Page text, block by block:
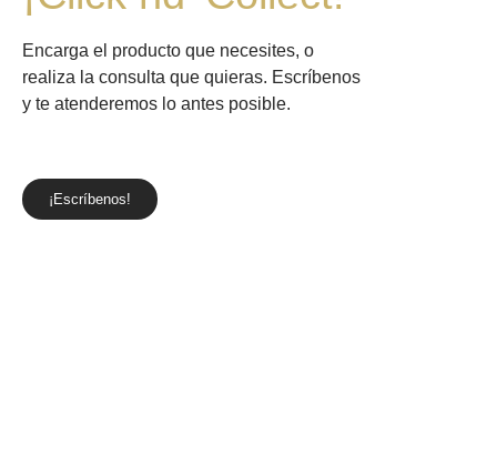
variedad de laboratorios
para el cuidado de tu piel
Encarga el producto que necesites, o
realiza la consulta que quieras. Escríbenos
y te atenderemos lo antes posible.
¡Escríbenos!